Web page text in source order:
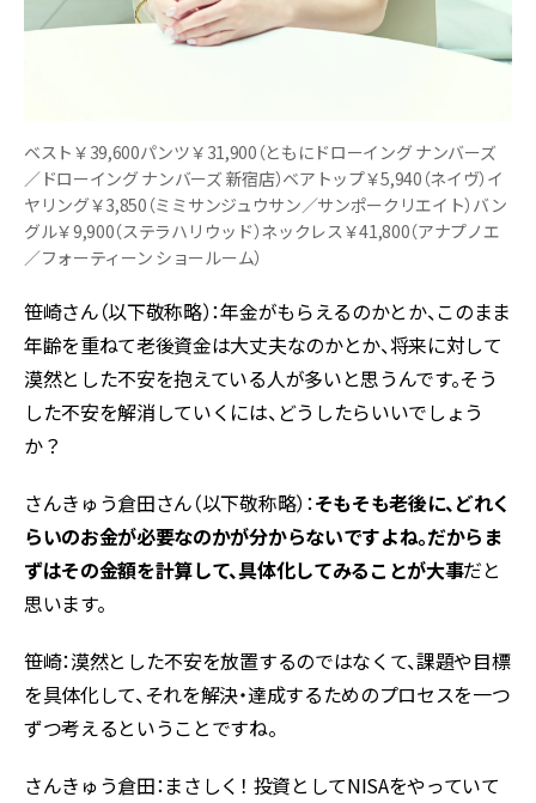
ベスト￥39,600パンツ￥31,900（ともにドローイング ナンバーズ
／ドローイング ナンバーズ 新宿店）ベアトップ￥5,940（ネイヴ）イ
ヤリング￥3,850（ミミサンジュウサン／サンポークリエイト）バン
グル￥9,900（ステラハリウッド）ネックレス￥41,800（アナプノエ
／フォーティーン ショールーム）
笹崎さん（以下敬称略）：年金がもらえるのかとか、このまま
年齢を重ねて老後資金は大丈夫なのかとか、将来に対して
漠然とした不安を抱えている人が多いと思うんです。そう
した不安を解消していくには、どうしたらいいでしょう
か？
さんきゅう倉田さん（以下敬称略）：そもそも老後に、どれく
らいのお金が必要なのかが分からないですよね。だからま
ずはその金額を計算して、具体化してみることが大事だと
思います。
笹崎：漠然とした不安を放置するのではなくて、課題や目標
を具体化して、それを解決・達成するためのプロセスを一つ
ずつ考えるということですね。
さんきゅう倉田：まさしく！ 投資としてNISAをやっていて